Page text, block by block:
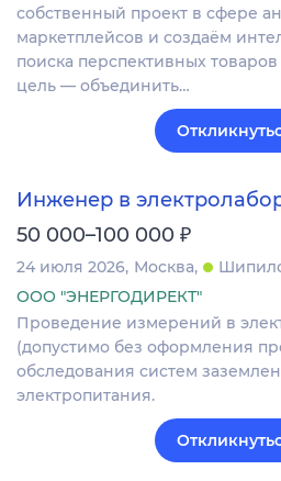
собственный проект в сфере
маркетплейсов и создаём
поиска перспективных
цель — объединить…
Инженер в
50 000–100 000 ₽
24 июля 2026 Москва
ООО "ЭНЕРГОДИРЕКТ"
Проведение измерений в
(допустимо без оформления
обследования систем
электропитания.